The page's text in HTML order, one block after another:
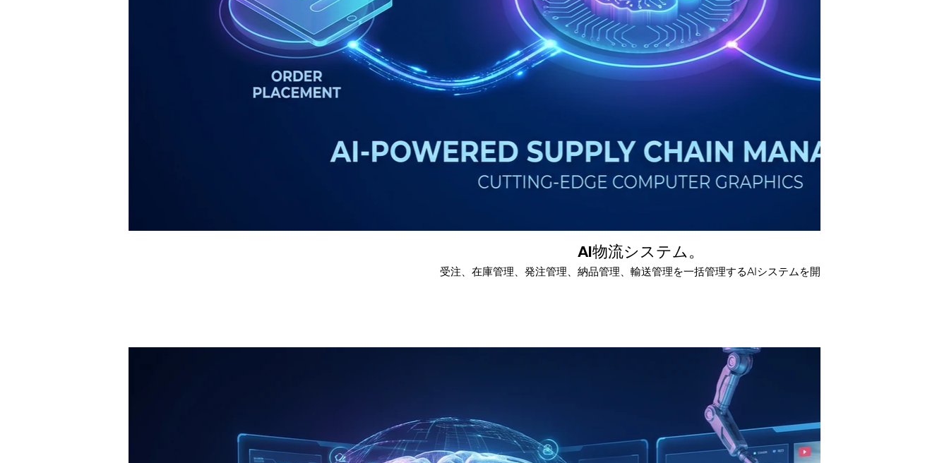
AI物流システム。
受注、在庫管理、発注管理、納品管理、輸送管理を一括管理するAIシステムを開発。